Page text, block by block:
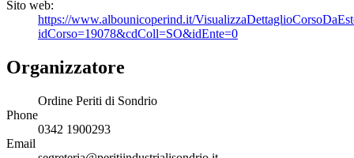
Sito web:
https://www.albounicoperind.it/
idCorso=19078&cdColl=SO&idEnte=0
Organizzatore
Ordine Periti di Sondrio
Phone
0342 1900293
Email